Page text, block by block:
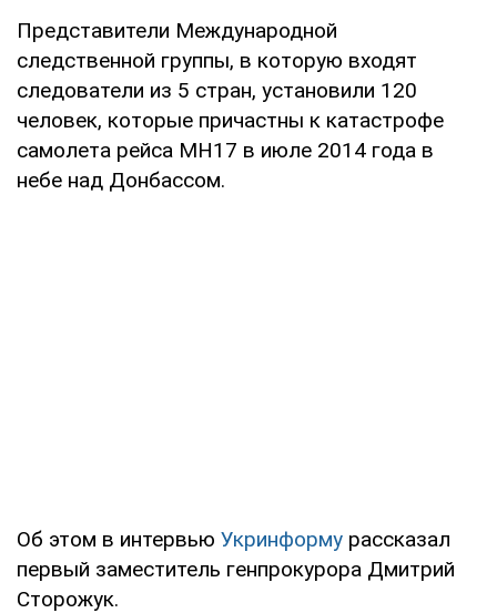
Представители Международной
следственной группы, в которую входят
следователи из 5 стран, установили 120
человек, которые причастны к катастрофе
самолета рейса МН17 в июле 2014 года в
небе над Донбассом.
Об этом в интервью Укринформу рассказал
первый заместитель генпрокурора Дмитрий
Сторожук.